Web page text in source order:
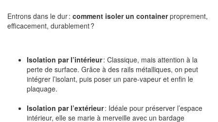
Entrons dans le dur : comment isoler un containerproprement,
efficacement, durablement ?
Isolation par l’intérieur: Classique, mais attention à la
perte de surface. Grâce à des rails métalliques, on peut
intégrer l’isolant, puis poser un pare-vapeur et enfin le
plaquage.
Isolation par l’extérieur: Idéale pour préserver l’espace
intérieur, elle se marie à merveille avec un bardage